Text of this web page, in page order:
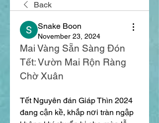
Back
Snake Boon
November 23, 2024
Mai Vàng Sẵn Sàng Đón
Tết: Vườn Mai Rộn Ràng
Chờ Xuân
Tết Nguyên đán Giáp Thìn 2024
đang cận kề, khắp nơi tràn ngập